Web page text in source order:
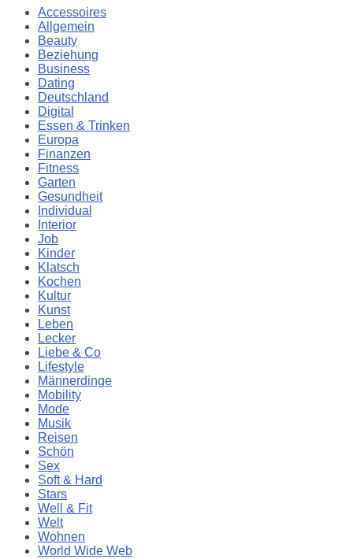
Accessoires
Allgemein
Beauty
Beziehung
Business
Dating
Deutschland
Digital
Essen & Trinken
Europa
Finanzen
Fitness
Garten
Gesundheit
Individual
Interior
Job
Kinder
Klatsch
Kochen
Kultur
Kunst
Leben
Lecker
Liebe & Co
Lifestyle
Männerdinge
Mobility
Mode
Musik
Reisen
Schön
Sex
Soft & Hard
Stars
Well & Fit
Welt
Wohnen
World Wide Web